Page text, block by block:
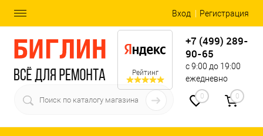
Вход Регистрация
Рейтинг
+7 (499) 289-
90-65
с 9:00 до 19:00
ежедневно
0 0